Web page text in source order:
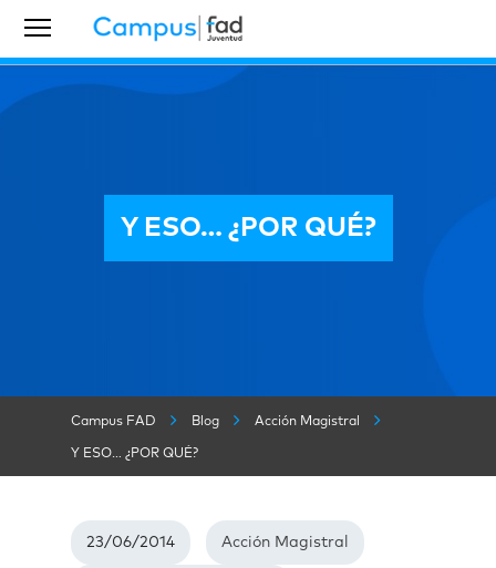
Y ESO… ¿POR QUÉ?
Campus FAD Blog Acción Magistral
Y ESO… ¿POR QUÉ?
23/06/2014 Acción Magistral